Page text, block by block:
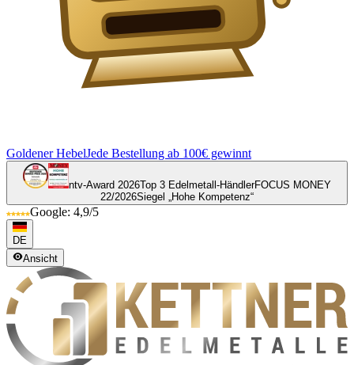
Goldener HebelJede Bestellung ab 100€ gewinnt
ntv-Award 2026Top 3 Edelmetall-HändlerFOCUS MONEY
22/2026Siegel „Hohe Kompetenz“
Google: 4,9/5
DE
Ansicht